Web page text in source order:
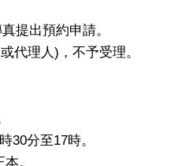
提出預約申請。
代理人)，不予受理。
30分至17時。
。